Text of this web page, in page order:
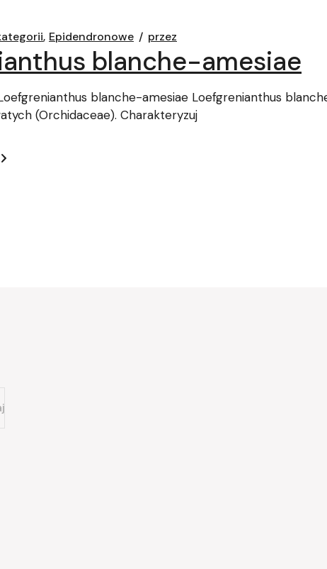
Epidendronowe przez
blanche-amesiae
blanche-amesiae Loefgrenianthus
(Orchidaceae). Charakteryzuj